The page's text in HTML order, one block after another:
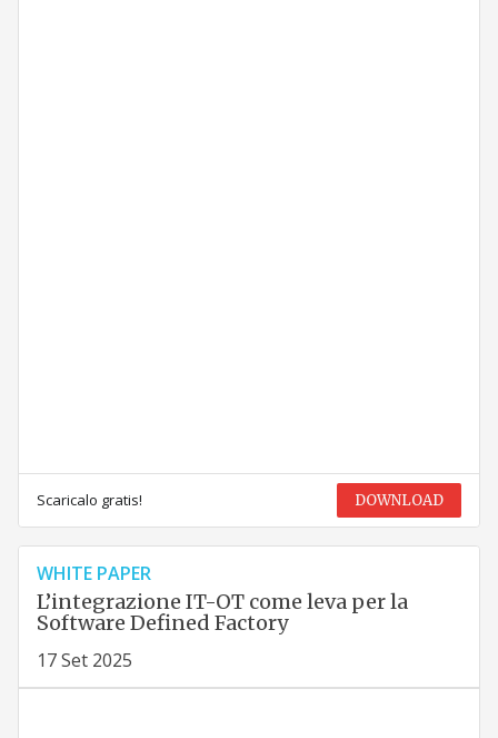
Scaricalo gratis! DOWNLOAD
WHITE PAPER
L’integrazione IT-OT come leva per la
Software Defined Factory
17 Set 2025